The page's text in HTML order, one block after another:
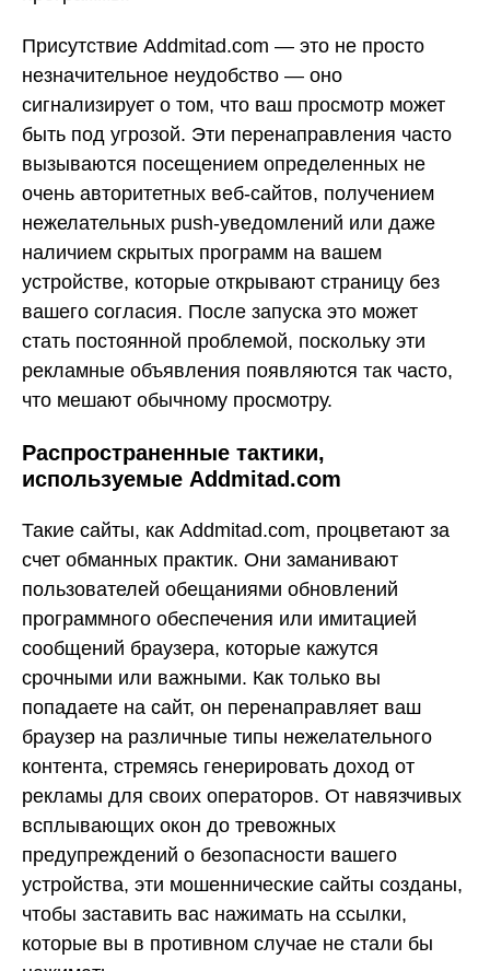
Присутствие Addmitad.com — это не просто
незначительное неудобство — оно
сигнализирует о том, что ваш просмотр может
быть под угрозой. Эти перенаправления часто
вызываются посещением определенных не
очень авторитетных веб-сайтов, получением
нежелательных push-уведомлений или даже
наличием скрытых программ на вашем
устройстве, которые открывают страницу без
вашего согласия. После запуска это может
стать постоянной проблемой, поскольку эти
рекламные объявления появляются так часто,
что мешают обычному просмотру.
Распространенные тактики,
используемые Addmitad.com
Такие сайты, как Addmitad.com, процветают за
счет обманных практик. Они заманивают
пользователей обещаниями обновлений
программного обеспечения или имитацией
сообщений браузера, которые кажутся
срочными или важными. Как только вы
попадаете на сайт, он перенаправляет ваш
браузер на различные типы нежелательного
контента, стремясь генерировать доход от
рекламы для своих операторов. От навязчивых
всплывающих окон до тревожных
предупреждений о безопасности вашего
устройства, эти мошеннические сайты созданы,
чтобы заставить вас нажимать на ссылки,
которые вы в противном случае не стали бы